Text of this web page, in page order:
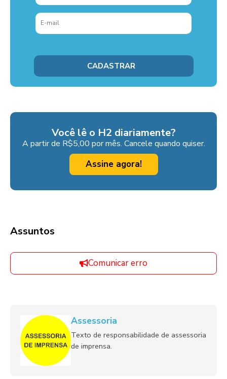
Você lê o H2 diariamente?
A partir de R$5,00 por mês. Cancele quando quiser.
Assine agora!
Assuntos
Comunicar erro
Assessoria
Texto de responsabilidade de assessoria
de imprensa.